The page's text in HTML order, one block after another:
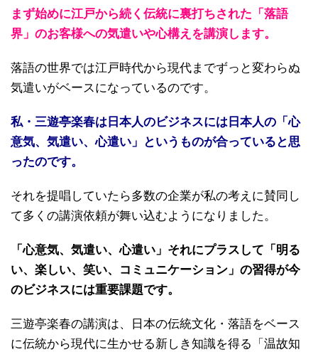
まず始めに江戸から続く伝統に裏打ちされた「落語
界」のお客様への気遣いや心構えを講演します。
落語の世界では江戸時代から現代までずっと変わらぬ
気遣いがベースになっているのです。
私・三遊亭楽春は日本人のビジネスには日本人の「心
意気、気遣い、心遣い」というものが合っていると思
ったのです。
それを提唱していたら多数の企業が私の考えに賛同し
て多くの講演依頼が舞い込むようになりました。
「心意気、気遣い、心遣い」それにプラスして「明る
い、楽しい、笑い、コミュニケーション」の習得が今
のビジネスには重要課題です。
三遊亭楽春の講演は、日本の伝統文化・落語をベース
に伝統から現代に生かせる新しき知識を得る「温故知